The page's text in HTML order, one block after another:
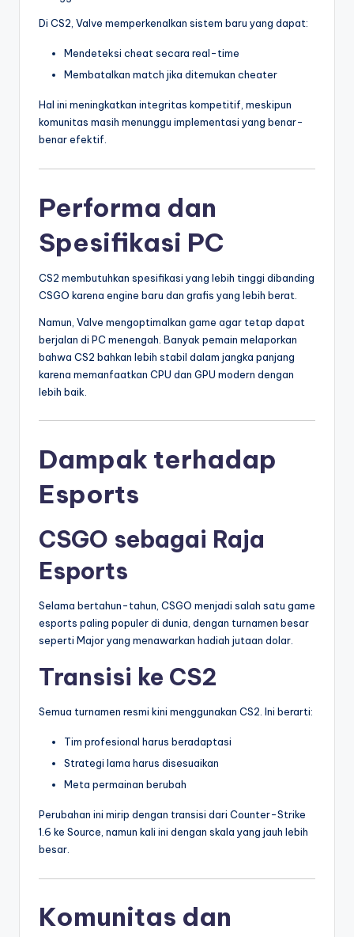
Di CS2, Valve memperkenalkan sistem baru yang dapat:
Mendeteksi cheat secara real-time
Membatalkan match jika ditemukan cheater
Hal ini meningkatkan integritas kompetitif, meskipun
komunitas masih menunggu implementasi yang benar-
benar efektif.
Performa dan
Spesifikasi PC
CS2 membutuhkan spesifikasi yang lebih tinggi dibanding
CSGO karena engine baru dan grafis yang lebih berat.
Namun, Valve mengoptimalkan game agar tetap dapat
berjalan di PC menengah. Banyak pemain melaporkan
bahwa CS2 bahkan lebih stabil dalam jangka panjang
karena memanfaatkan CPU dan GPU modern dengan
lebih baik.
Dampak terhadap
Esports
CSGO sebagai Raja
Esports
Selama bertahun-tahun, CSGO menjadi salah satu game
esports paling populer di dunia, dengan turnamen besar
seperti Major yang menawarkan hadiah jutaan dolar.
Transisi ke CS2
Semua turnamen resmi kini menggunakan CS2. Ini berarti:
Tim profesional harus beradaptasi
Strategi lama harus disesuaikan
Meta permainan berubah
Perubahan ini mirip dengan transisi dari Counter-Strike
1.6 ke Source, namun kali ini dengan skala yang jauh lebih
besar.
Komunitas dan